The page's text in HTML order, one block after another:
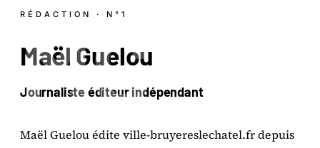
MG
RÉDACTION · N°1
Maël Guelou
Journaliste éditeur indépendant
Maël Guelou édite ville-bruyereslechatel.fr depuis